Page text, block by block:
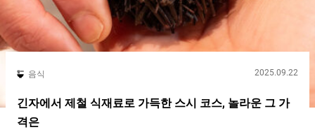
음식 2025.09.22
긴자에서 제철 식재료로 가득한 스시 코스, 놀라운 그 가
격은